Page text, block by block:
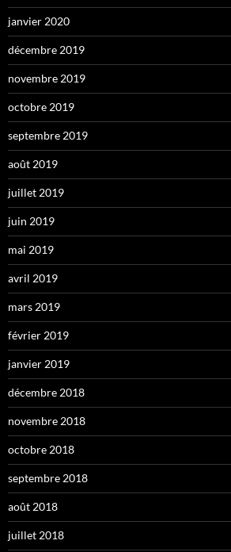
janvier 2020
décembre 2019
novembre 2019
octobre 2019
septembre 2019
août 2019
juillet 2019
juin 2019
mai 2019
avril 2019
mars 2019
février 2019
janvier 2019
décembre 2018
novembre 2018
octobre 2018
septembre 2018
août 2018
juillet 2018